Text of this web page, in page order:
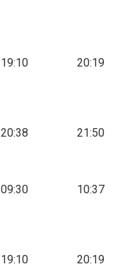
19:10 20:19
20:38 21:50
09:30 10:37
19:10 20:19